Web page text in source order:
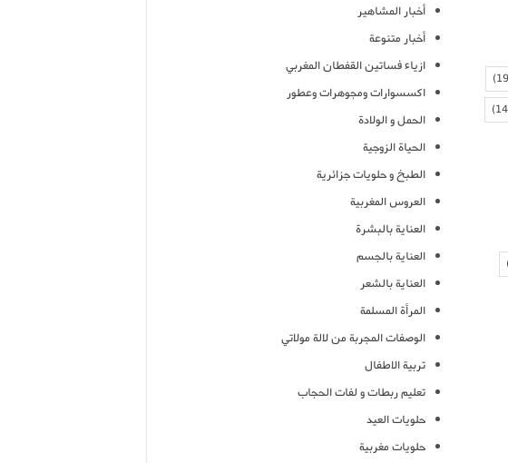
أخبار المشاهير
أخبار متنوعة
ازياء فساتين القفطان المغربي
اكسسوارات ومجوهرات وعطور
الحمل و الولادة
الحياة الزوجية
الطبخ و حلويات جزائرية
العروس المغربية
العناية بالبشرة
العناية بالجسم
العناية بالشعر
المرأة المسلمة
الوصفات المجربة من لالة مولاتي
تربية الاطفال
تعليم ربطات و لفات الحجاب
حلويات العيد
حلويات مغربية